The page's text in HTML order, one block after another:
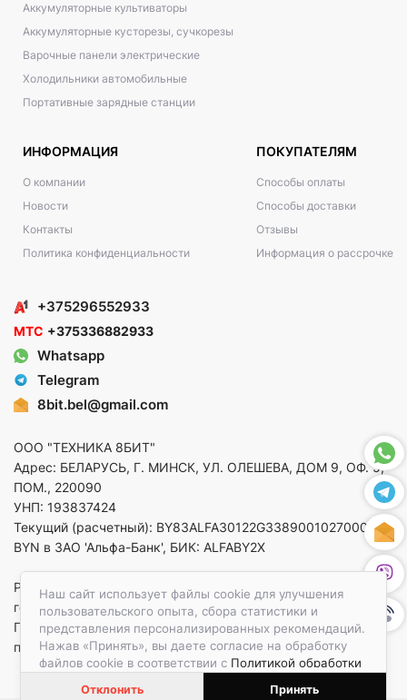
Наш сайт использует файлы cookie для улучшения
пользовательского опыта, сбора статистики и
представления персонализированных рекомендаций.
Нажав «Принять», вы даете согласие на обработку
файлов cookie в соответствии с Политикой обработки
Отклонить Принять
Аккумуляторные культиваторы
Аккумуляторные кусторезы, сучкорезы
Варочные панели электрические
Холодильники автомобильные
Портативные зарядные станции
ИНФОРМАЦИЯ
О компании
Новости
Контакты
Политика конфиденциальности
ПОКУПАТЕЛЯМ
Способы оплаты
Способы доставки
Отзывы
Информация о рассрочке
+375296552933
МТС +375336882933
Whatsapp
Telegram
8bit.bel@gmail.com
ООО "ТЕХНИКА 8БИТ"
Адрес: БЕЛАРУСЬ, Г. МИНСК, УЛ. ОЛЕШЕВА, ДОМ 9, ОФ. 5,
ПОМ., 220090
УНП: 193837424
Текущий (расчетный): BY83ALFA30122G33890010270000 в
BYN в ЗАО 'Альфа-Банк', БИК: ALFABY2X
Регистрация в торговом реестре от 14.08.2025 Минский
горисполком
По вопросам защиты прав потребителей
приемная:+375173783412